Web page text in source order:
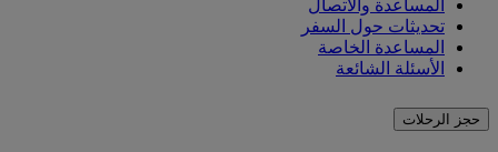
المساعدة والاتصال
تحديثات حول السفر
المساعدة الخاصة
الأسئلة الشائعة
حجز الرحلات